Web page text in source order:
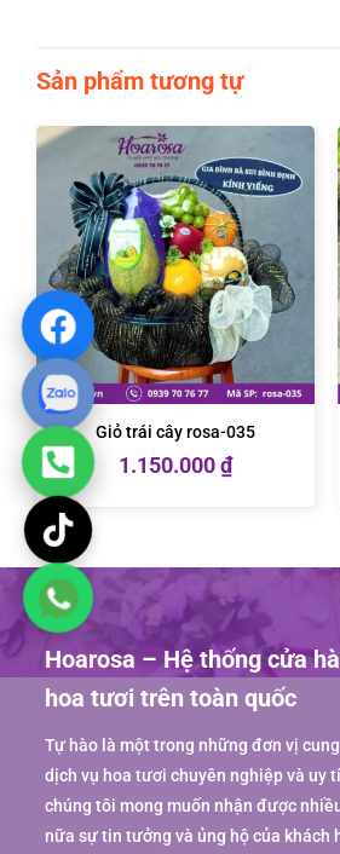
Sản phẩm tương tự
Giỏ trái cây rosa-035
1.150.000₫
Hoarosa – Hệ thống cửa
hoa tươi trên toàn quốc
Tự hào là một trong những đơn vị
dịch vụ hoa tươi chuyên nghiệp và uy
chúng tôi mong muốn nhận được
nữa sự tin tưởng và ủng hộ của khách